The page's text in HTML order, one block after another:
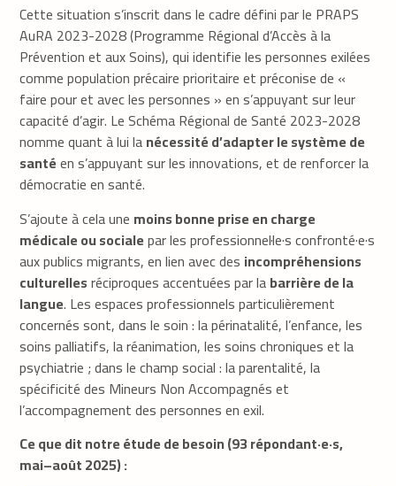
Cette situation s’inscrit dans le cadre défini par le PRAPS
AuRA 2023-2028 (Programme Régional d’Accès à la
Prévention et aux Soins), qui identifie les personnes exilées
comme population précaire prioritaire et préconise de «
faire pour et avec les personnes » en s’appuyant sur leur
capacité d’agir. Le Schéma Régional de Santé 2023-2028
nomme quant à lui lanécessité d’adapter le système de
santéen s’appuyant sur les innovations, et de renforcer la
démocratie en santé.
S’ajoute à cela une moins bonne prise en charge
médicale ou socialepar les professionnel·le·s confronté·e·s
aux publics migrants, en lien avec des incompréhensions
culturellesréciproques accentuées par labarrière de la
langue. Les espaces professionnels particulièrement
concernés sont, dans le soin : la périnatalité, l’enfance, les
soins palliatifs, la réanimation, les soins chroniques et la
psychiatrie ; dans le champ social : la parentalité, la
spécificité des Mineurs Non Accompagnés et
l’accompagnement des personnes en exil.
Ce que dit notre étude de besoin (93 répondant·e·s,
mai–août 2025) :